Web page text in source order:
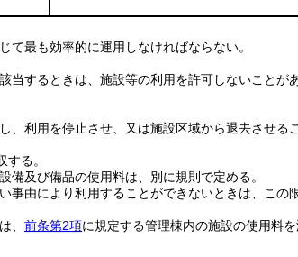
最も効率的に運用しなければならない。
当するときは、施設等の利用を許可しないことがあ
利用を停止させ、又は施設区域から退去させる
る。
備及び備品の使用料は、別に規則で定める。
事由により利用することができないときは、この
、 前条第2項に規定する管理棟内の施設の使用料